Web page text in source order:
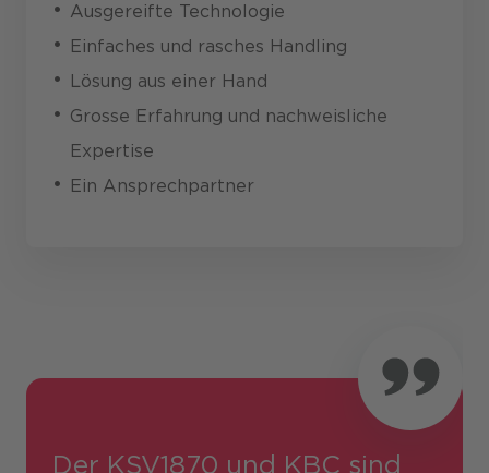
Ausgereifte Technologie
Einfaches und rasches Handling
Lösung aus einer Hand
Grosse Erfahrung und nachweisliche
Expertise
Ein Ansprech­partner
Der KSV1870 und KBC sind